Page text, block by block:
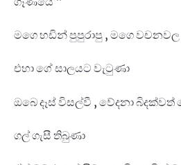
මගෙ හඩින් පුපුරාපු , මගෙ වචනවල
එහා ගේ සාලයට වැටුණා
ඔබෙ දෑස් විසල්වී , වේදනා
ගල් ගැසී තිබුණා